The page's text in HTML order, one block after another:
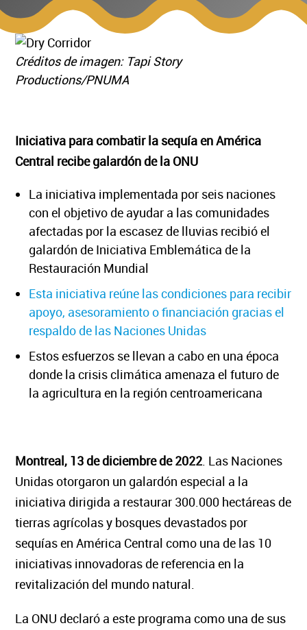
Créditos de imagen: Tapi Story
Productions/PNUMA
Iniciativa para combatir la sequía en América
Central recibe galardón de la ONU
La iniciativa implementada por seis naciones
con el objetivo de ayudar a las comunidades
afectadas por la escasez de lluvias recibió el
galardón de Iniciativa Emblemática de la
Restauración Mundial
Esta iniciativa reúne las condiciones para recibir
apoyo, asesoramiento o financiación gracias el
respaldo de las Naciones Unidas
Estos esfuerzos se llevan a cabo en una época
donde la crisis climática amenaza el futuro de
la agricultura en la región centroamericana
Montreal, 13 de diciembre de 2022. Las Naciones
Unidas otorgaron un galardón especial a la
iniciativa dirigida a restaurar 300.000 hectáreas de
tierras agrícolas y bosques devastados por
sequías en América Central como una de las 10
iniciativas innovadoras de referencia en la
revitalización del mundo natural.
La ONU declaró a este programa como una de sus